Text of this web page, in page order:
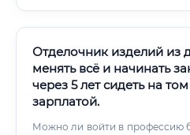
древесины, новых
повышения эффективности
Отделочник изделий из
менять всё и начинать
через 5 лет сидеть на
зарплатой.
Можно ли войти в профессию